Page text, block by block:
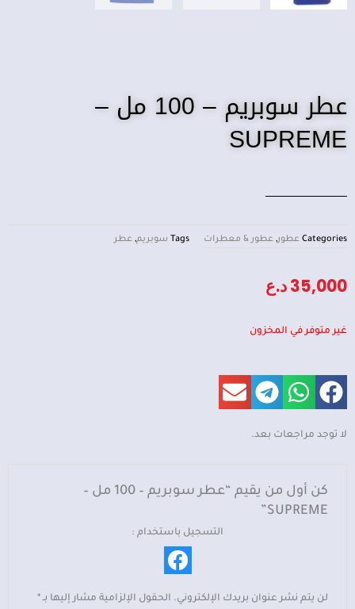
عطر سوبريم – 100 مل –
SUPREME
Categories عطور, عطور & معطرات Tags سوبريم, عطر
35,000د.ع
غير متوفر في المخزون
لا توجد مراجعات بعد.
كن أول من يقيم “عطر سوبريم – 100 مل –
SUPREME”
التسجيل باستخدام :
لن يتم نشر عنوان بريدك الإلكتروني. الحقول الإلزامية مشار إليها بـ*